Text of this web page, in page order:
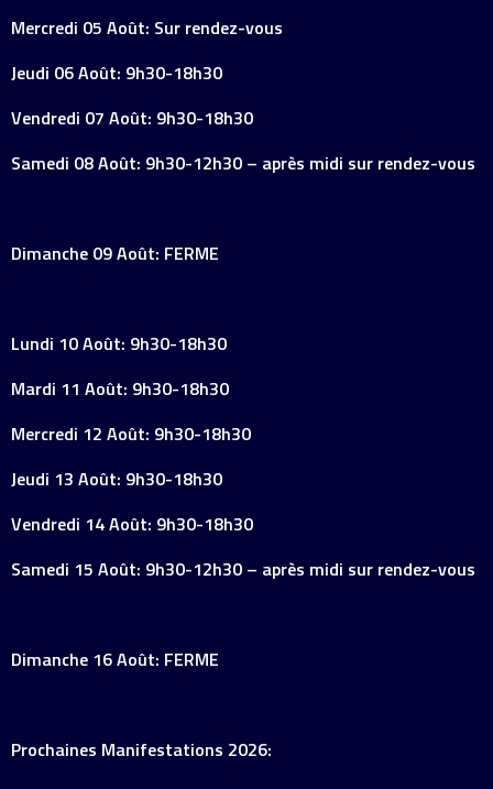
Mercredi 05 Août: Sur rendez-vous
Jeudi 06 Août: 9h30-18h30
Vendredi 07 Août: 9h30-18h30
Samedi 08 Août: 9h30-12h30 – après midi sur rendez-vous
Dimanche 09 Août: FERME
Lundi 10 Août: 9h30-18h30
Mardi 11 Août: 9h30-18h30
Mercredi 12 Août: 9h30-18h30
Jeudi 13 Août: 9h30-18h30
Vendredi 14 Août: 9h30-18h30
Samedi 15 Août: 9h30-12h30 – après midi sur rendez-vous
Dimanche 16 Août: FERME
Prochaines Manifestations 2026: